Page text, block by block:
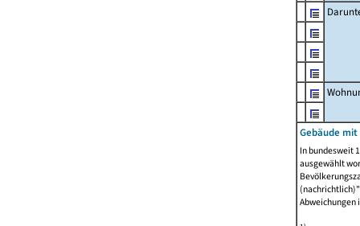
Gebäude
In bundesweit
ausgewählt
Abweichungen